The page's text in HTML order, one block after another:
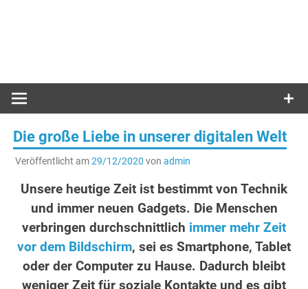
Die große Liebe in unserer digitalen Welt
Veröffentlicht am29/12/2020 von admin
Unsere heutige Zeit ist bestimmt von Technik
und immer neuen Gadgets. Die Menschen
verbringen durchschnittlich immer mehr Zeit
vor dem Bildschirm, sei es Smartphone, Tablet
oder der Computer zu Hause. Dadurch bleibt
weniger Zeit für soziale Kontakte und es gibt